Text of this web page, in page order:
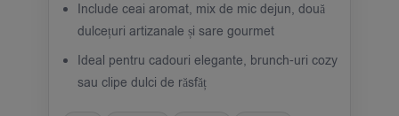
Include ceai aromat, mix de mic dejun, două
dulcețuri artizanale și sare gourmet
Ideal pentru cadouri elegante, brunch-uri cozy
sau clipe dulci de răsfăț